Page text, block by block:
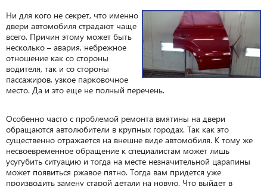
Ни для кого не секрет, что именно
двери автомобиля страдают чаще
всего. Причин этому может быть
несколько – авария, небрежное
отношение как со стороны
водителя, так и со стороны
пассажиров, узкое парковочное
место. Да и это еще не полный перечень.
Особенно часто с проблемой ремонта вмятины на двери
обращаются автолюбители в крупных городах. Так как это
существенно отражается на внешне виде автомобиля. К тому же
несвоевременное обращение к специалистам может лишь
усугубить ситуацию и тогда на месте незначительной царапины
может появиться ржавое пятно. Тогда вам придется уже
производить замену старой детали на новую. Что выйдет в